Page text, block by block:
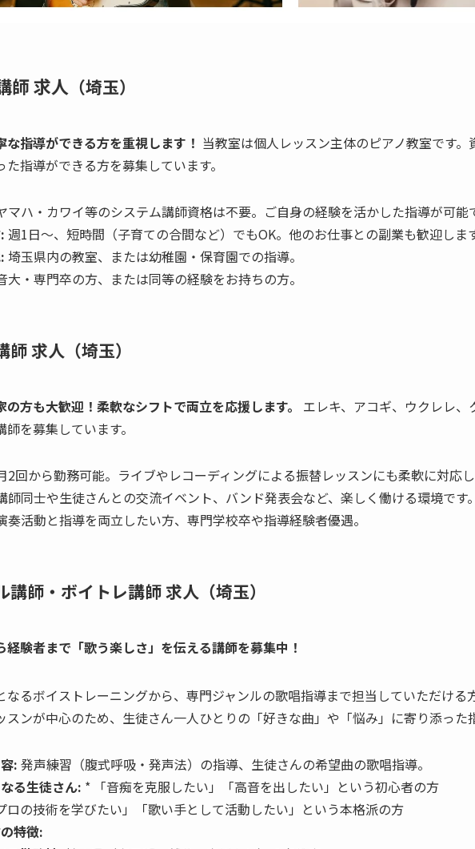
師 求人 （埼玉）
な指導ができる方を重視します！ 当教室は個人レッスン主体のピアノ教室です
た指導ができる方を募集しています。
マハ・カワイ等のシステム講師資格は不要。ご自身の経験を活かした指導が可能
週1日〜、短時間（子育ての合間など）でもOK。他のお仕事との副業も歓迎します
埼玉県内の教室、または幼稚園・保育園での指導。
大・専門卒の方、または同等の経験をお持ちの方。
師 求人（埼玉）
の方も大歓迎！柔軟なシフトで両立を応援します。
エレキ、アコギ、ウクレレ
師を募集しています。
2回から勤務可能。ライブやレコーディングによる振替レッスンにも柔軟に対応し
師同士や生徒さんとの交流イベント、バンド発表会など、楽しく働ける環境です。
奏活動と指導を両立したい方、専門学校卒や指導経験者優遇。
講師・ボイトレ講師 求人（埼玉）
経験者まで「歌う楽しさ」を伝える講師を募集中！
なるボイストレーニングから、専門ジャンルの歌唱指導まで担当していただける
スンが中心のため、生徒さん一人ひとりの「好きな曲」や「悩み」に寄り添った
: 発声練習（腹式呼吸・発声法）の指導、生徒さんの希望曲の歌唱指導。
る生徒さん: * 「音痴を克服したい」「高音を出したい」という初心者の方
ロの技術を学びたい」「歌い手として活動したい」という本格派の方
特徴: